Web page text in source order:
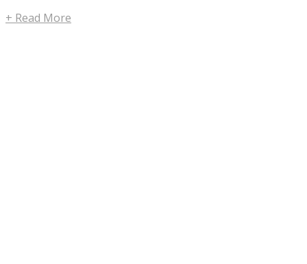
+ Read More